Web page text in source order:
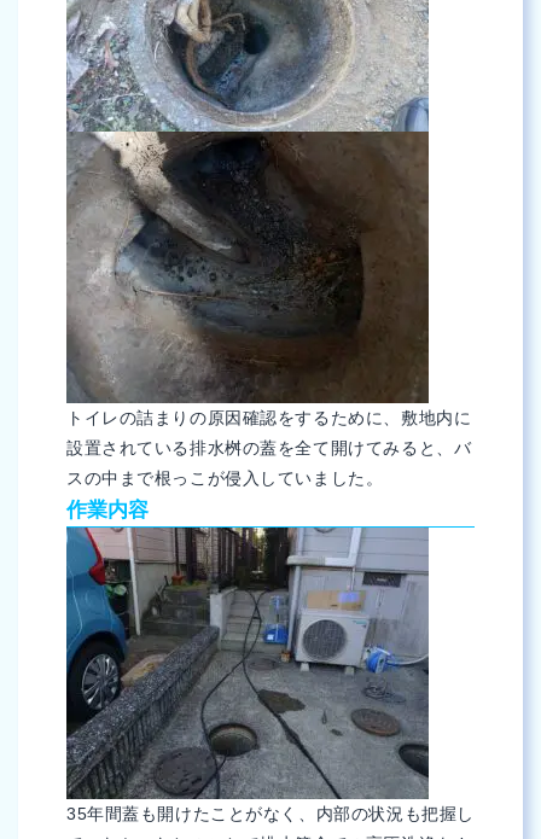
トイレの詰まりの原因確認をするために、敷地内に
設置されている排水桝の蓋を全て開けてみると、バ
スの中まで根っこが侵入していました。
作業内容
35年間蓋も開けたことがなく、内部の状況も把握し